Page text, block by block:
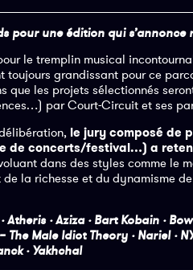
pour une édition qui s’annonce
le tremplin musical
toujours grandissant pour ce
que les projets sélectionnés
par Court-Circuit et ses
le jury composé de
de concerts/festival…) a
dans des styles comme le
la richesse et du dynamisme
Atheris · Aziza · Bart Kobain ·
Male Idiot Theory · Nariel ·
· Yakhchal